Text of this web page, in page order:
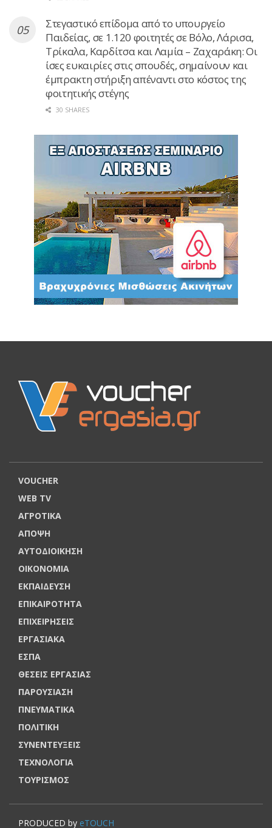
Στεγαστικό επίδομα από το υπουργείο
Παιδείας, σε 1.120 φοιτητές σε Βόλο, Λάρισα,
Τρίκαλα, Καρδίτσα και Λαμία – Ζαχαράκη: Οι
ίσες ευκαιρίες στις σπουδές, σημαίνουν και
έμπρακτη στήριξη απέναντι στο κόστος της
φοιτητικής στέγης
30 SHARES
VOUCHER
WEB TV
ΑΓΡΟΤΙΚΑ
ΑΠΟΨΗ
ΑΥΤΟΔΙΟΙΚΗΣΗ
ΟΙΚΟΝΟΜΙΑ
ΕΚΠΑΙΔΕΥΣΗ
ΕΠΙΚΑΙΡΟΤΗΤΑ
ΕΠΙΧΕΙΡΗΣΕΙΣ
ΕΡΓΑΣΙΑΚΑ
ΕΣΠΑ
ΘΕΣΕΙΣ ΕΡΓΑΣΙΑΣ
ΠΑΡΟΥΣΙΑΣΗ
ΠΝΕΥΜΑΤΙΚΑ
ΠΟΛΙΤΙΚΗ
ΣΥΝΕΝΤΕΥΞΕΙΣ
ΤΕΧΝΟΛΟΓΙΑ
ΤΟΥΡΙΣΜΟΣ
PRODUCED by eTOUCH